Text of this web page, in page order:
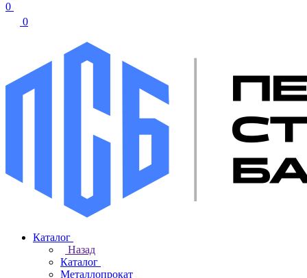
0
0
Каталог
Назад
Каталог
Металлопрокат